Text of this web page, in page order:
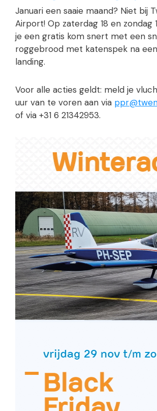
Januari een saaie maand? Niet bij
Airport! Op zaterdag 18 en zondag
je een gratis kom snert met een
roggebrood met katenspek na
landing.
Voor alle acties geldt: meld je
uur van te voren aan via
of via +31 6 21342953.